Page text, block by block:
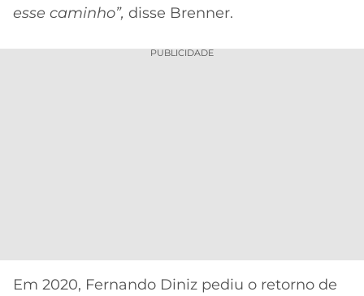
esse caminho”, disse Brenner.
PUBLICIDADE
Em 2020, Fernando Diniz pediu o retorno de